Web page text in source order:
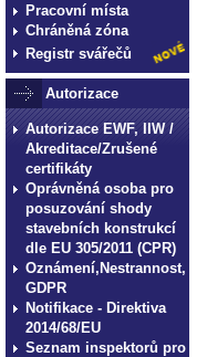
Pracovní místa
Chráněná zóna
Registr svářečů
Autorizace
Autorizace EWF, IIW /
Akreditace/Zrušené
certifikáty
Oprávněná osoba pro
posuzování shody
stavebních konstrukcí
dle EU 305/2011 (CPR)
Oznámení,Nestrannost,
GDPR
Notifikace - Direktiva
2014/68/EU
Seznam inspektorů pro